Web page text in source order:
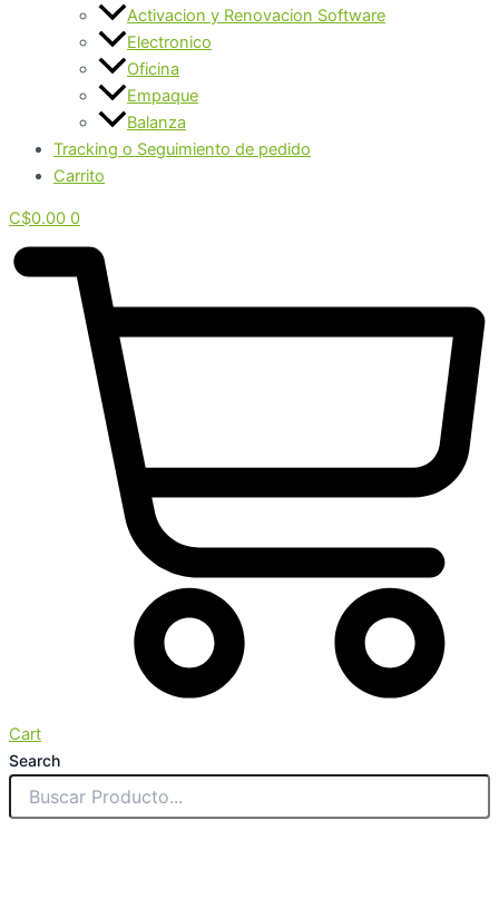
Activacion y Renovacion Software
Electronico
Oficina
Empaque
Balanza
Tracking o Seguimiento de pedido
Carrito
C$0.00 0
Cart
Search